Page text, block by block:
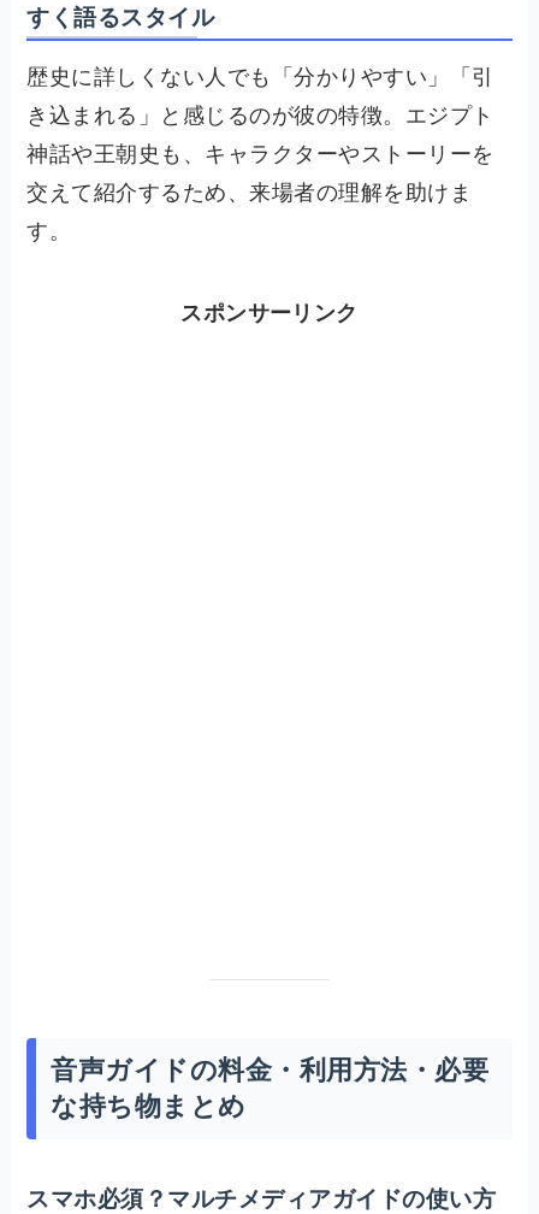
すく語るスタイル
歴史に詳しくない人でも「分かりやすい」「引
き込まれる」と感じるのが彼の特徴。エジプト
神話や王朝史も、キャラクターやストーリーを
交えて紹介するため、来場者の理解を助けま
す。
スポンサーリンク
音声ガイドの料金・利用方法・必要
な持ち物まとめ
スマホ必須？マルチメディアガイドの使い方